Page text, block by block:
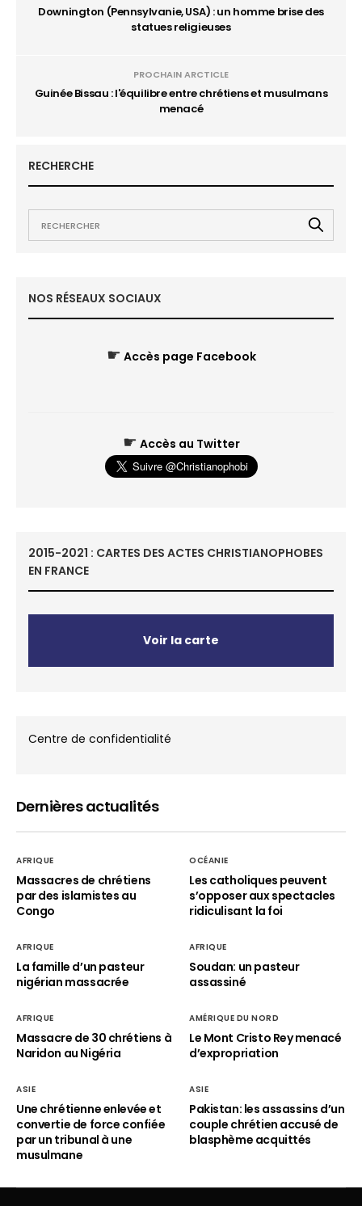
Downington (Pennsylvanie, USA) : un homme brise des
statues religieuses
PROCHAIN ARCTICLE
Guinée Bissau : l'équilibre entre chrétiens et musulmans
menacé
RECHERCHE
NOS RÉSEAUX SOCIAUX
☛ Accès page Facebook
☛ Accès au Twitter
2015-2021 : CARTES DES ACTES CHRISTIANOPHOBES
EN FRANCE
Voir la carte
Centre de confidentialité
Dernières actualités
AFRIQUE
Massacres de chrétiens
par des islamistes au
Congo
OCÉANIE
Les catholiques peuvent
s’opposer aux spectacles
ridiculisant la foi
AFRIQUE
La famille d’un pasteur
nigérian massacrée
AFRIQUE
Soudan: un pasteur
assassiné
AFRIQUE
Massacre de 30 chrétiens à
Naridon au Nigéria
AMÉRIQUE DU NORD
Le Mont Cristo Rey menacé
d’expropriation
ASIE
Une chrétienne enlevée et
convertie de force confiée
par un tribunal à une
musulmane
ASIE
Pakistan: les assassins d’un
couple chrétien accusé de
blasphème acquittés